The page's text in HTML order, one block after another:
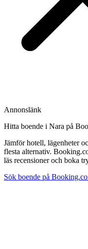
Annonslänk
Hitta boende i Nara på
Jämför hotell, lägenheter
flesta alternativ.
läs recensioner och boka
Sök boende på